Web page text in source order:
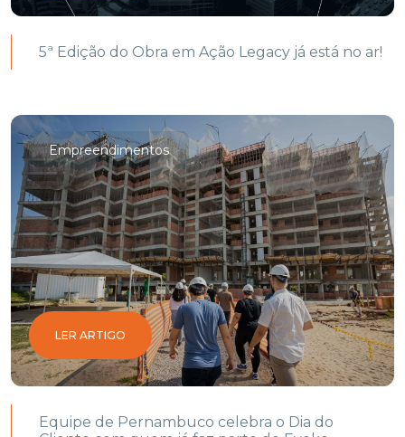
5ª Edição do Obra em Ação Legacy já está no ar!
Empreendimentos
LER ARTIGO
Equipe de Pernambuco celebra o Dia do